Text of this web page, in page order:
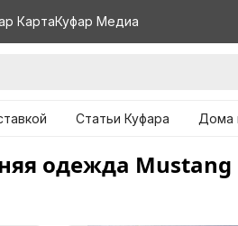
КартаКуфар Медиа
Статьи Куфара Дома
одежда Mustang